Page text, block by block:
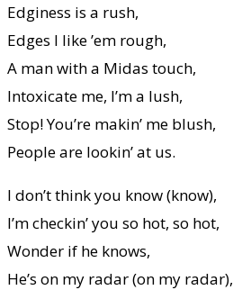
Edginess is a rush,
Edges I like ’em rough,
A man with a Midas touch,
Intoxicate me, I’m a lush,
Stop! You’re makin’ me blush,
People are lookin’ at us.
I don’t think you know (know),
I’m checkin’ you so hot, so hot,
Wonder if he knows,
He’s on my radar (on my radar),